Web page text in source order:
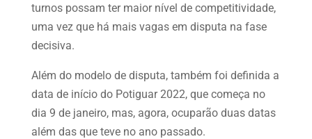
turnos possam ter maior nível de competitividade,
uma vez que há mais vagas em disputa na fase
decisiva.
Além do modelo de disputa, também foi definida a
data de início do Potiguar 2022, que começa no
dia 9 de janeiro, mas, agora, ocuparão duas datas
além das que teve no ano passado.